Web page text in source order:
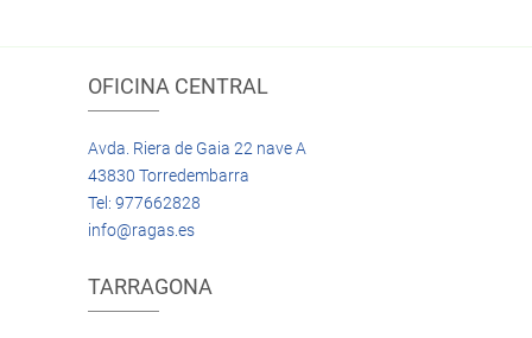
OFICINA CENTRAL
Avda. Riera de Gaia 22 nave A
43830 Torredembarra
Tel: 977662828
info@ragas.es
TARRAGONA